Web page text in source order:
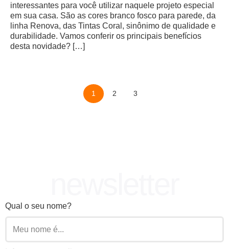
interessantes para você utilizar naquele projeto especial
em sua casa. São as cores branco fosco para parede, da
linha Renova, das Tintas Coral, sinônimo de qualidade e
durabilidade. Vamos conferir os principais benefícios
desta novidade? […]
1 2 3
Qual o seu nome?